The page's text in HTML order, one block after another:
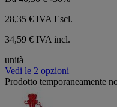
28,35 € IVA Escl.
34,59 € IVA incl.
unità
Vedi le 2 opzioni
Prodotto temporaneamente